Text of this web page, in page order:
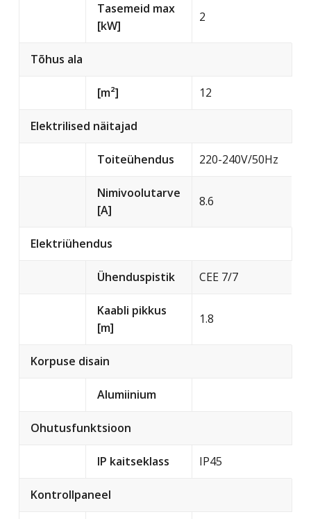
Tasemeid max
[kW]
2
Tõhus ala
[m²] 12
Elektrilised näitajad
Toiteühendus 220-240V/50Hz
Nimivoolutarve
[A]
8.6
Elektriühendus
Ühenduspistik CEE 7/7
Kaabli pikkus
[m]
1.8
Korpuse disain
Alumiinium
Ohutusfunktsioon
IP kaitseklass IP45
Kontrollpaneel